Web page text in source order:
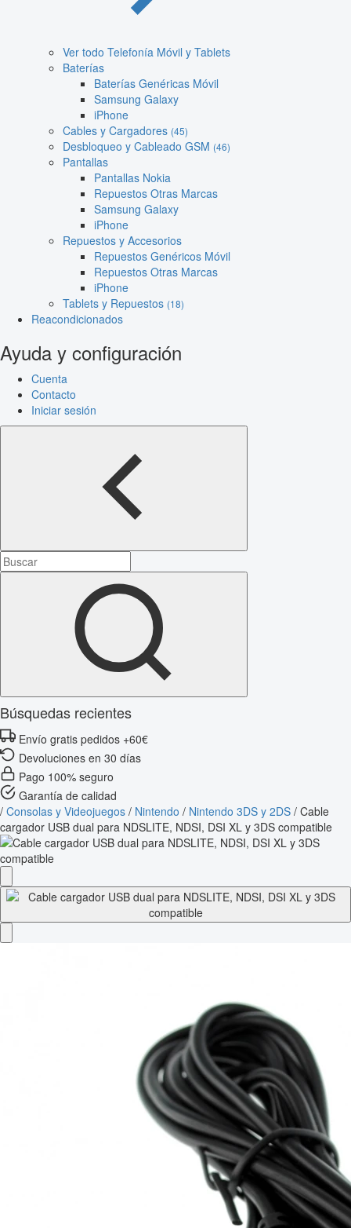
Ver todo Telefonía Móvil y Tablets
Baterías
Baterías Genéricas Móvil
Samsung Galaxy
iPhone
Cables y Cargadores (45)
Desbloqueo y Cableado GSM (46)
Pantallas
Pantallas Nokia
Repuestos Otras Marcas
Samsung Galaxy
iPhone
Repuestos y Accesorios
Repuestos Genéricos Móvil
Repuestos Otras Marcas
iPhone
Tablets y Repuestos (18)
Reacondicionados
Ayuda y configuración
Cuenta
Contacto
Iniciar sesión
Búsquedas recientes
Envío gratis pedidos +60€
Devoluciones en 30 días
Pago 100% seguro
Garantía de calidad
/ Consolas y Videojuegos / Nintendo / Nintendo 3DS y 2DS / Cable
cargador USB dual para NDSLITE, NDSI, DSI XL y 3DS compatible